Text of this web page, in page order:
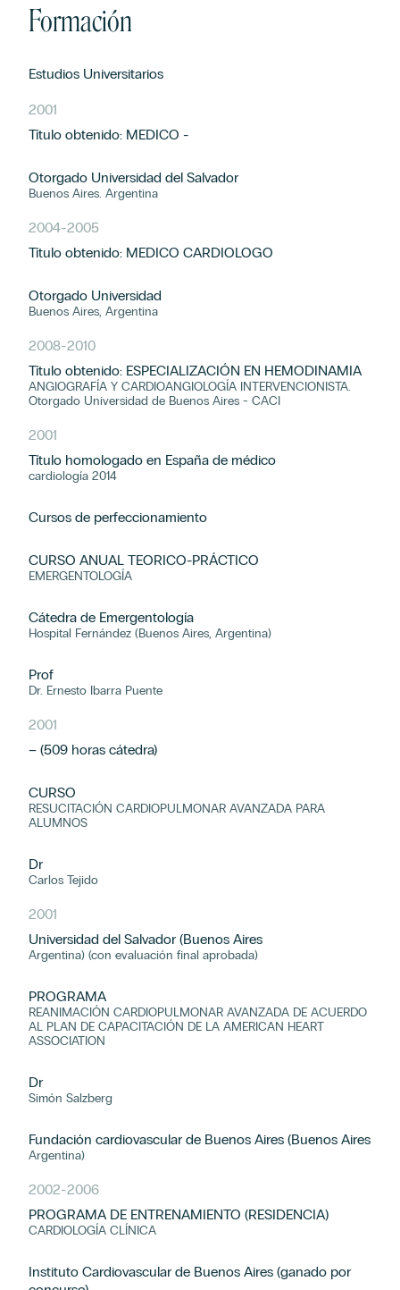
Formación
Estudios Universitarios
2001
Título obtenido: MEDICO -
Otorgado Universidad del Salvador
Buenos Aires. Argentina
2004-2005
Título obtenido: MEDICO CARDIOLOGO
Otorgado Universidad
Buenos Aires, Argentina
2008-2010
Título obtenido: ESPECIALIZACIÓN EN HEMODINAMIA
ANGIOGRAFÍA Y CARDIOANGIOLOGÍA INTERVENCIONISTA.
Otorgado Universidad de Buenos Aires - CACI
2001
Título homologado en España de médico
cardiología 2014
Cursos de perfeccionamiento
CURSO ANUAL TEORICO-PRÁCTICO
EMERGENTOLOGÍA
Cátedra de Emergentología
Hospital Fernández (Buenos Aires, Argentina)
Prof
Dr. Ernesto Ibarra Puente
2001
– (509 horas cátedra)
CURSO
RESUCITACIÓN CARDIOPULMONAR AVANZADA PARA
ALUMNOS
Dr
Carlos Tejido
2001
Universidad del Salvador (Buenos Aires
Argentina) (con evaluación final aprobada)
PROGRAMA
REANIMACIÓN CARDIOPULMONAR AVANZADA DE ACUERDO
AL PLAN DE CAPACITACIÓN DE LA AMERICAN HEART
ASSOCIATION
Dr
Simón Salzberg
Fundación cardiovascular de Buenos Aires (Buenos Aires
Argentina)
2002-2006
PROGRAMA DE ENTRENAMIENTO (RESIDENCIA)
CARDIOLOGÍA CLÍNICA
Instituto Cardiovascular de Buenos Aires (ganado por